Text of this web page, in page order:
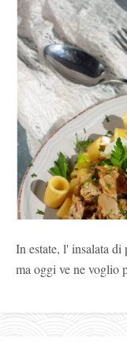
In estate, l' insalata di
ma oggi ve ne voglio